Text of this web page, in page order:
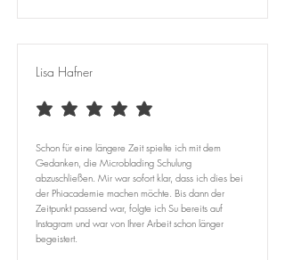
Lisa Hafner
average rating is 5 out of 5
Schon für eine längere Zeit spielte ich mit dem
Gedanken, die Microblading Schulung
abzuschließen. Mir war sofort klar, dass ich dies bei
der Phiacademie machen möchte. Bis dann der
Zeitpunkt passend war, folgte ich Su bereits auf
Instagram und war von Ihrer Arbeit schon länger
begeistert.